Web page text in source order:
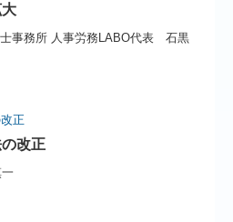
事務所 人事労務LABO代表 石黒
改正